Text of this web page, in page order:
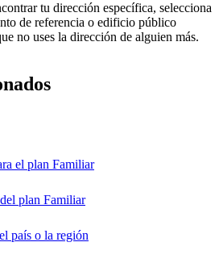
tu dirección específica, selecciona
de referencia o edificio público
no uses la dirección de alguien más.
el plan Familiar
plan Familiar
país o la región